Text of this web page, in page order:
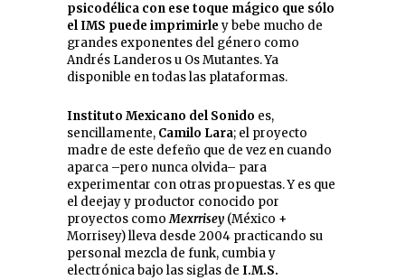
psicodélica con ese toque mágico que sólo
el IMS puede imprimirle y bebe mucho de
grandes exponentes del género como
Andrés Landeros u Os Mutantes. Ya
disponible en todas las plataformas.
Instituto Mexicano del Sonido es,
sencillamente, Camilo Lara; el proyecto
madre de este defeño que de vez en cuando
aparca –pero nunca olvida– para
experimentar con otras propuestas. Y es que
el deejay y productor conocido por
proyectos comoMexrrisey (México +
Morrisey) lleva desde 2004 practicando su
personal mezcla de funk, cumbia y
electrónica bajo las siglas de I.M.S.